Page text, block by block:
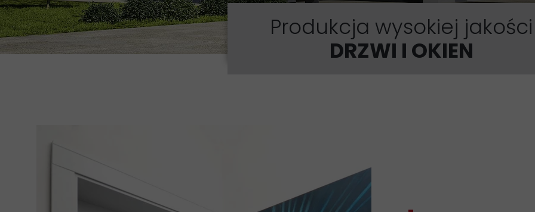
Produkcja wysokiej jakości
DRZWI I OKIEN